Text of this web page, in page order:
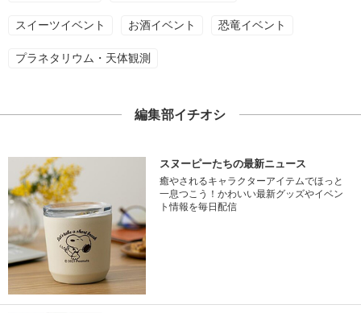
スイーツイベント お酒イベント 恐竜イベント
プラネタリウム・天体観測
編集部イチオシ
スヌーピーたちの最新ニュース
癒やされるキャラクターアイテムでほっと
一息つこう！かわいい最新グッズやイベン
ト情報を毎日配信